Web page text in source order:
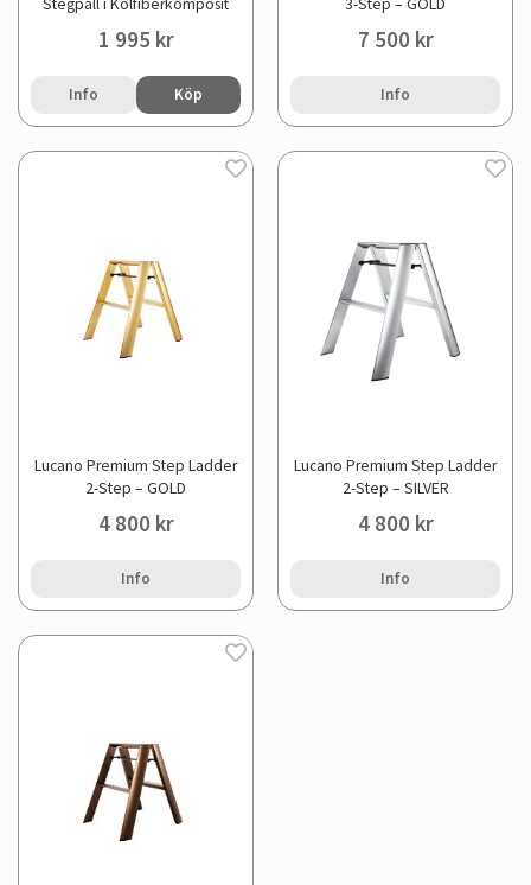
Stegpall i Kolfiberkomposit
1 995 kr
Info Köp
3-Step – GOLD
7 500 kr
Info
Lucano Premium Step Ladder
2-Step – GOLD
4 800 kr
Info
Lucano Premium Step Ladder
2-Step – SILVER
4 800 kr
Info